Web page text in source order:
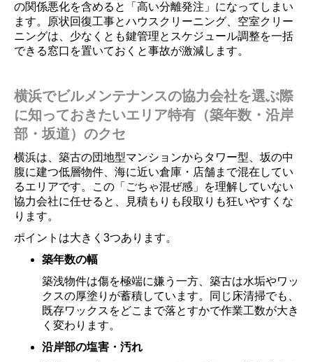
の関係悪化を含めると「高い分離発注」になってしまい
ます。原状回復工事とハウスクリーニング、空室クリー
ニングは、少なくとも鍵管理とスケジュール調整を一括
できる窓口を置いておくと事故が激減します。
横浜でビルメンテナンスの協力会社を選ぶ際
に知っておきたいエリア特有（築年数・沿岸
部・坂道）のクセ
横浜は、築古の団地型マンションからタワー型、坂の中
腹に建つ低層物件、海に近い倉庫・店舗まで混在してい
るエリアです。この「ごちゃ混ぜ感」を理解していない
協力会社に任せると、見積もりも段取りも狂いやすくな
ります。
ポイントは大きく3つあります。
築年数の幅
築浅物件は傷を極端に嫌う一方、築古は水垢やワッ
クスの厚塗りが蓄積しています。同じ床清掃でも、
既存ワックスをどこまで落とすかで作業工数が大き
く変わります。
沿岸部の塩害・汚れ